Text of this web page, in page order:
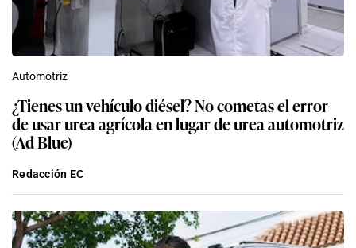
Automotriz
¿Tienes un vehículo diésel? No cometas el error
de usar urea agrícola en lugar de urea automotriz
(Ad Blue)
Redacción EC